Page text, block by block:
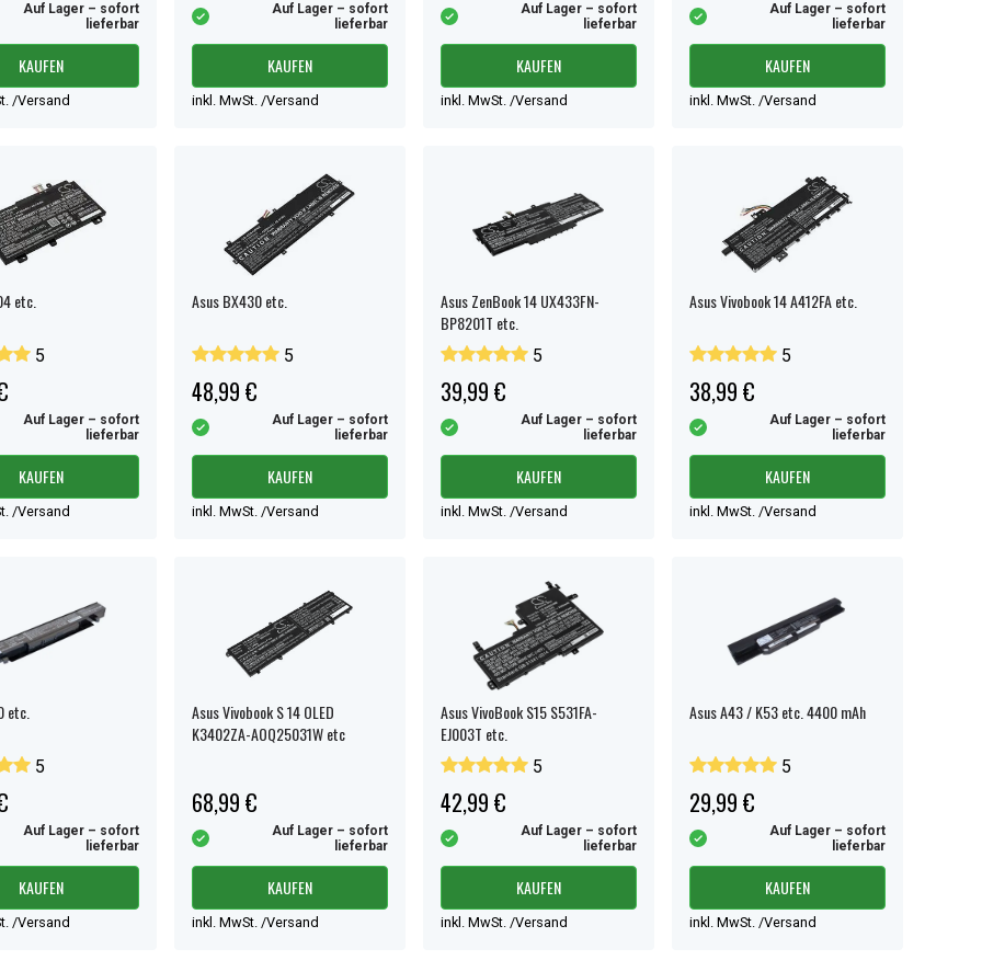
Auf Lager – sofort
lieferbar
KAUFEN
/Versand
Auf Lager – sofort
lieferbar
KAUFEN
inkl. MwSt. /Versand
Auf Lager – sofort
lieferbar
KAUFEN
inkl. MwSt. /Versand
Auf Lager – sofort
lieferbar
KAUFEN
inkl. MwSt. /Versand
etc.
5
Auf Lager – sofort
lieferbar
KAUFEN
/Versand
Asus BX430 etc.
5
48,99 €
Auf Lager – sofort
lieferbar
KAUFEN
inkl. MwSt. /Versand
Asus ZenBook 14 UX433FN-
BP8201T etc.
5
39,99 €
Auf Lager – sofort
lieferbar
KAUFEN
inkl. MwSt. /Versand
Asus Vivobook 14 A412FA etc.
5
38,99 €
Auf Lager – sofort
lieferbar
KAUFEN
inkl. MwSt. /Versand
etc.
5
Auf Lager – sofort
lieferbar
KAUFEN
/Versand
Asus Vivobook S 14 OLED
K3402ZA-AOQ25031W etc
68,99 €
Auf Lager – sofort
lieferbar
KAUFEN
inkl. MwSt. /Versand
Asus VivoBook S15 S531FA-
EJ003T etc.
5
42,99 €
Auf Lager – sofort
lieferbar
KAUFEN
inkl. MwSt. /Versand
Asus A43 / K53 etc. 4400 mAh
5
29,99 €
Auf Lager – sofort
lieferbar
KAUFEN
inkl. MwSt. /Versand